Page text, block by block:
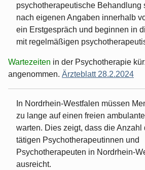
psychotherapeutische Behandlung
nach eigenen Angaben innerhalb
ein Erstgespräch und beginnen in
mit regelmäßigen
Wartezeiten in der Psychotherapie
angenommen. Ärzteblatt 28.2.2024
In Nordrhein-Westfalen müssen
zu lange auf einen freien
warten. Dies zeigt, dass die Anzahl
tätigen Psychotherapeutinnen und
Psychotherapeuten in Nordrhein-
ausreicht.